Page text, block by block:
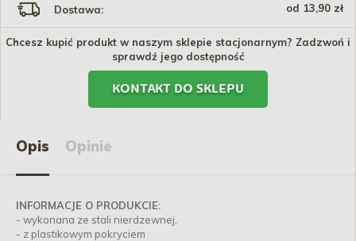
Dostawa: od 13,90 zł
Chcesz kupić produkt w naszym sklepie stacjonarnym? Zadzwoń i
sprawdź jego dostępność
KONTAKT DO SKLEPU
Opis Opinie
INFORMACJE O PRODUKCIE:
- wykonana ze stali nierdzewnej,
- z plastikowym pokryciem